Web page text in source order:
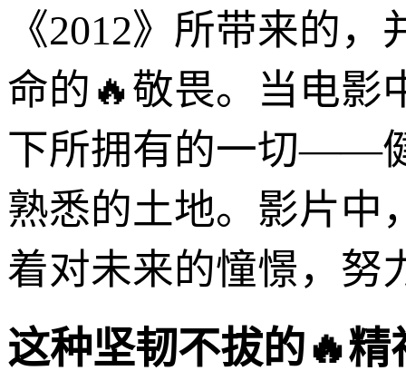
《2012》所带来的
命的🔥敬畏。当电影
下所拥有的一切——
熟悉的土地。影片中
着对未来的憧憬，努
这种坚韧不拔的🔥